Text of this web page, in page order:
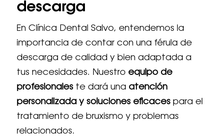
descarga
En Clínica Dental Salvo, entendemos la
importancia de contar con una férula de
descarga de calidad y bien adaptada a
tus necesidades. Nuestro equipo de
profesionaleste dará una atención
personalizada y soluciones eficaces para el
tratamiento de bruxismo y problemas
relacionados.